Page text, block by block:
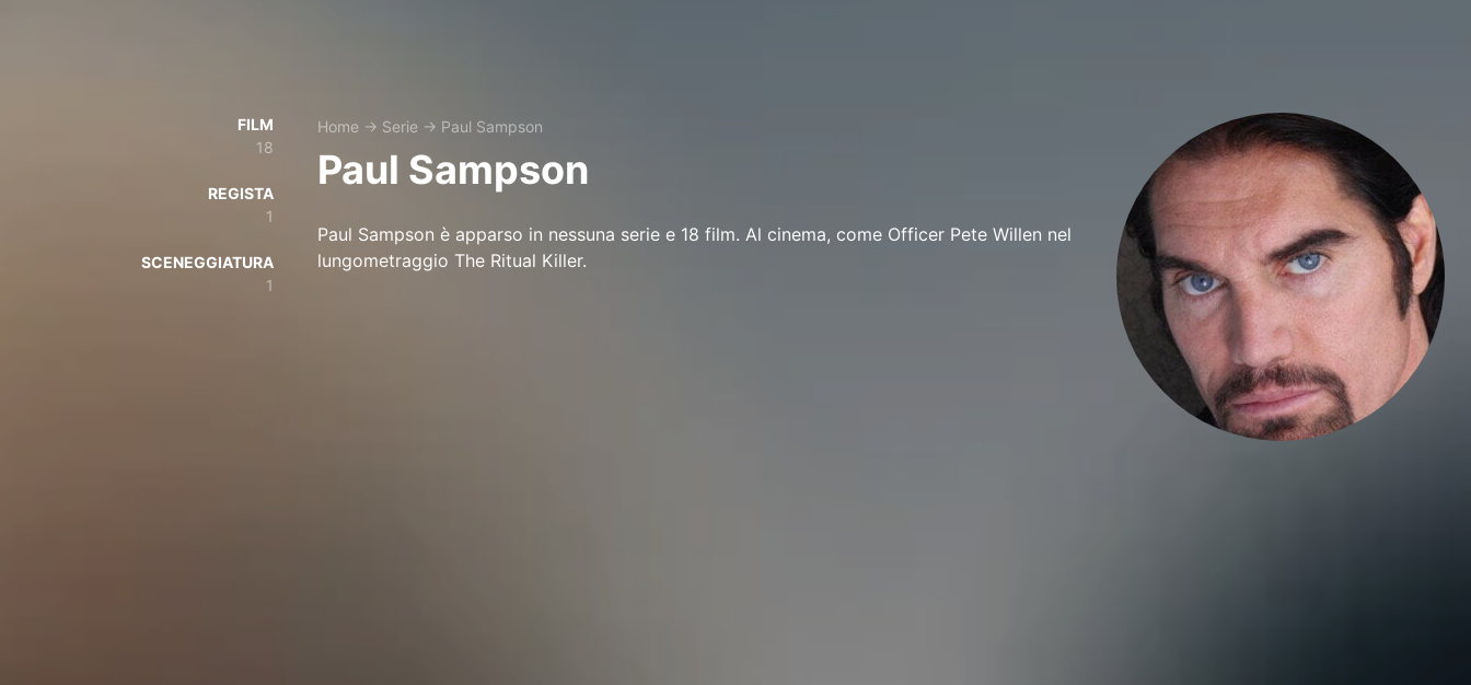
FILM
18
REGISTA
1
SCENEGGIATURA
1
Home → Serie → Paul Sampson
Paul Sampson
Paul Sampson è apparso in nessuna serie e 18 film. Al cinema, come Officer Pete Willen nel
lungometraggio The Ritual Killer.